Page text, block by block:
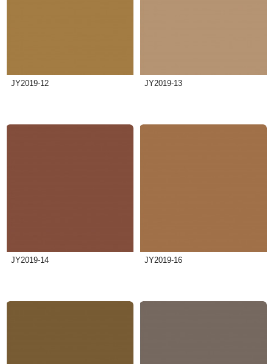
JY2019-12 JY2019-13
JY2019-14 JY2019-16